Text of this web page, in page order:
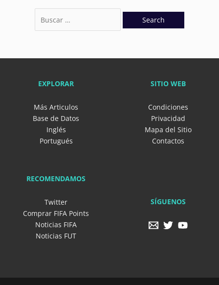
EXPLORAR
Más Articulos
Base de Datos
Inglés
Portugués
SITIO WEB
Condiciones
Privacidad
Mapa del Sitio
Contactos
RECOMENDAMOS
Twitter
Comprar FIFA Points
Noticias FIFA
Noticias FUT
SÍGUENOS